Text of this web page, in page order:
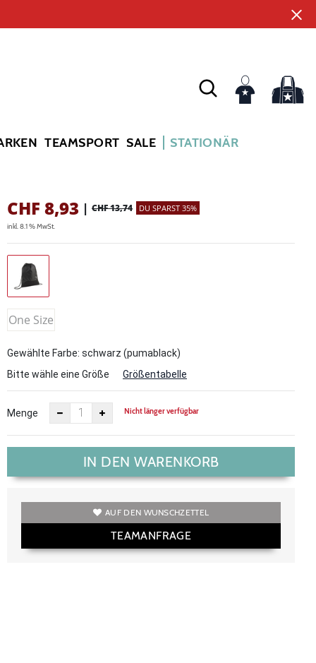
TEAMSPORT SALE STATIONÄR
CHF 8,93 | CHF 13,74 DU SPARST 35%
inkl. 8.1 % MwSt.
One Size
Gewählte Farbe: schwarz (pumablack)
Bitte wähle eine Größe
Größentabelle
Menge Nicht länger verfügbar
IN DEN WARENKORB
AUF DEN WUNSCHZETTEL
TEAMANFRAGE